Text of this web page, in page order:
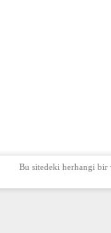
Bu sitedeki herhangi bir